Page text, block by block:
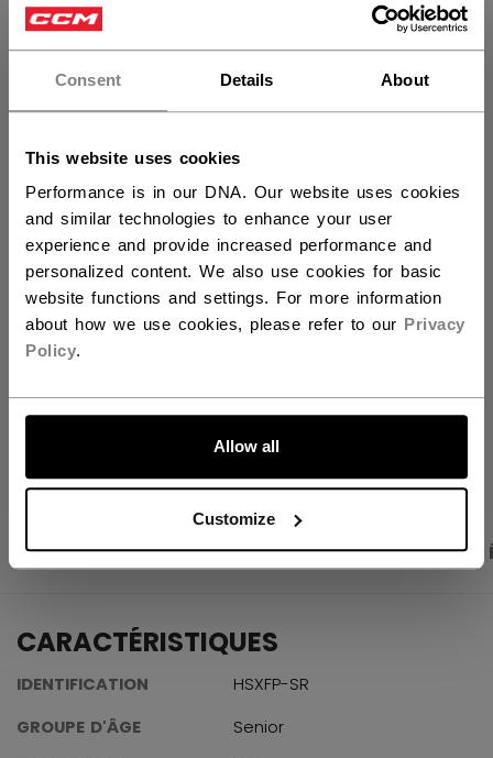
Consent Details About
This website uses cookies
Performance is in our DNA. Our website uses cookies
and similar technologies to enhance your user
experience and provide increased performance and
personalized content. We also use cookies for basic
website functions and settings. For more information
about how we use cookies, please refer to our Privacy
Policy.
Allow all
Customize
Vous souhaitez expédier des
produits aux États-Unis ?
ALLONS-Y !
LONGUEUR DU BÂTON
60.00 not.available
QUANTITÉ
AJOUTER AU SAC
TROUVER EN MAGASIN
Politique de livraison
PHOTOS DU PRODUIT CARACTÉRISTIQUES
CARACTÉRISTIQUES
IDENTIFICATION
HSXFP-SR
GROUPE D'ÂGE
Senior